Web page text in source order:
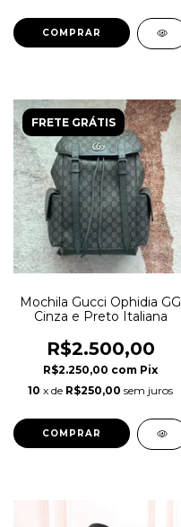
FRETE GRÁTIS
Mochila Gucci Ophidia GG
Cinza e Preto Italiana
R$2.500,00
R$2.250,00 com Pix
10 x de R$250,00 sem juros